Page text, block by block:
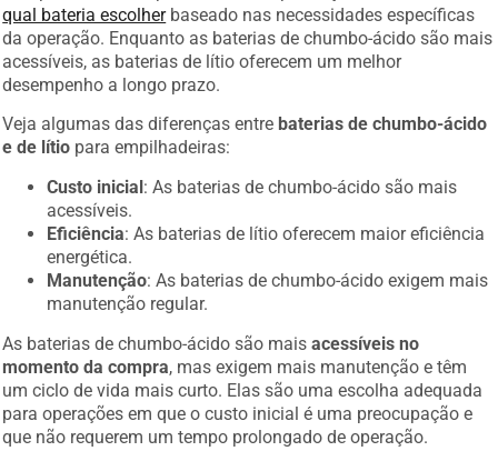
qual bateria escolherbaseado nas necessidades específicas
da operação. Enquanto as baterias de chumbo-ácido são mais
acessíveis, as baterias de lítio oferecem um melhor
desempenho a longo prazo.
Veja algumas das diferenças entre baterias de chumbo-ácido
e de lítio para empilhadeiras:
Custo inicial: As baterias de chumbo-ácido são mais
acessíveis.
Eficiência: As baterias de lítio oferecem maior eficiência
energética.
Manutenção: As baterias de chumbo-ácido exigem mais
manutenção regular.
As baterias de chumbo-ácido são maisacessíveis no
momento da compra, mas exigem mais manutenção e têm
um ciclo de vida mais curto. Elas são uma escolha adequada
para operações em que o custo inicial é uma preocupação e
que não requerem um tempo prolongado de operação.